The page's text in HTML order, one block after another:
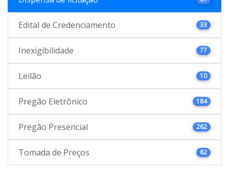
Edital de Credenciamento 33
Inexigibilidade 77
Leilão 10
Pregão Eletrônico 184
Pregão Presencial 262
Tomada de Preços 82